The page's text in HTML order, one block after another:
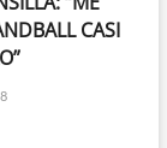
CASI